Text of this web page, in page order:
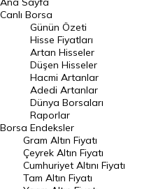
BIST 100 Hisseleri
En Çok Artan Hisseler
En Çok Düşen Hisseler
Hacmi Artanlar
Geçmiş Kapanışlar
Dünya Borsaları
Raporlar
Endeksler
Canlı Borsa
Borsa
Günün Özeti
Hisse Fiyatları
Artan Hisseler
Düşen Hisseler
Hacmi Artanlar
Adedi Artanlar
Dünya Borsaları
Raporlar
Endeksler
Gram Altın Fiyatı
Çeyrek Altın Fiyatı
Cumhuriyet Altını Fiyatı
Tam Altın Fiyatı